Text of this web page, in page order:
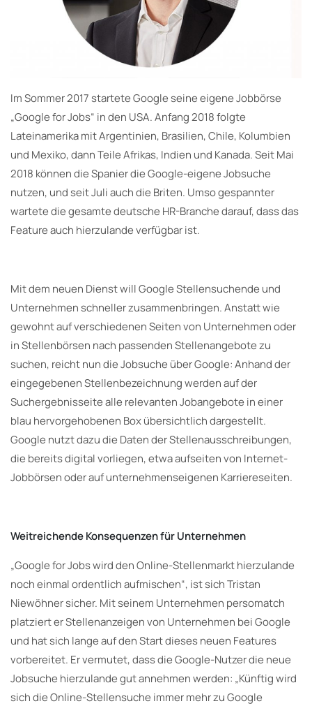
Im Sommer 2017 startete Google seine eigene Jobbörse
„Google for Jobs“ in den USA. Anfang 2018 folgte
Lateinamerika mit Argentinien, Brasilien, Chile, Kolumbien
und Mexiko, dann Teile Afrikas, Indien und Kanada. Seit Mai
2018 können die Spanier die Google-eigene Jobsuche
nutzen, und seit Juli auch die Briten. Umso gespannter
wartete die gesamte deutsche HR-Branche darauf, dass das
Feature auch hierzulande verfügbar ist.
Mit dem neuen Dienst will Google Stellensuchende und
Unternehmen schneller zusammenbringen. Anstatt wie
gewohnt auf verschiedenen Seiten von Unternehmen oder
in Stellenbörsen nach passenden Stellenangebote zu
suchen, reicht nun die Jobsuche über Google: Anhand der
eingegebenen Stellenbezeichnung werden auf der
Suchergebnisseite alle relevanten Jobangebote in einer
blau hervorgehobenen Box übersichtlich dargestellt.
Google nutzt dazu die Daten der Stellenausschreibungen,
die bereits digital vorliegen, etwa aufseiten von Internet-
Jobbörsen oder auf unternehmenseigenen Karriereseiten.
Weitreichende Konsequenzen für Unternehmen
„Google for Jobs wird den Online-Stellenmarkt hierzulande
noch einmal ordentlich aufmischen“, ist sich Tristan
Niewöhner sicher. Mit seinem Unternehmen persomatch
platziert er Stellenanzeigen von Unternehmen bei Google
und hat sich lange auf den Start dieses neuen Features
vorbereitet. Er vermutet, dass die Google-Nutzer die neue
Jobsuche hierzulande gut annehmen werden: „Künftig wird
sich die Online-Stellensuche immer mehr zu Google